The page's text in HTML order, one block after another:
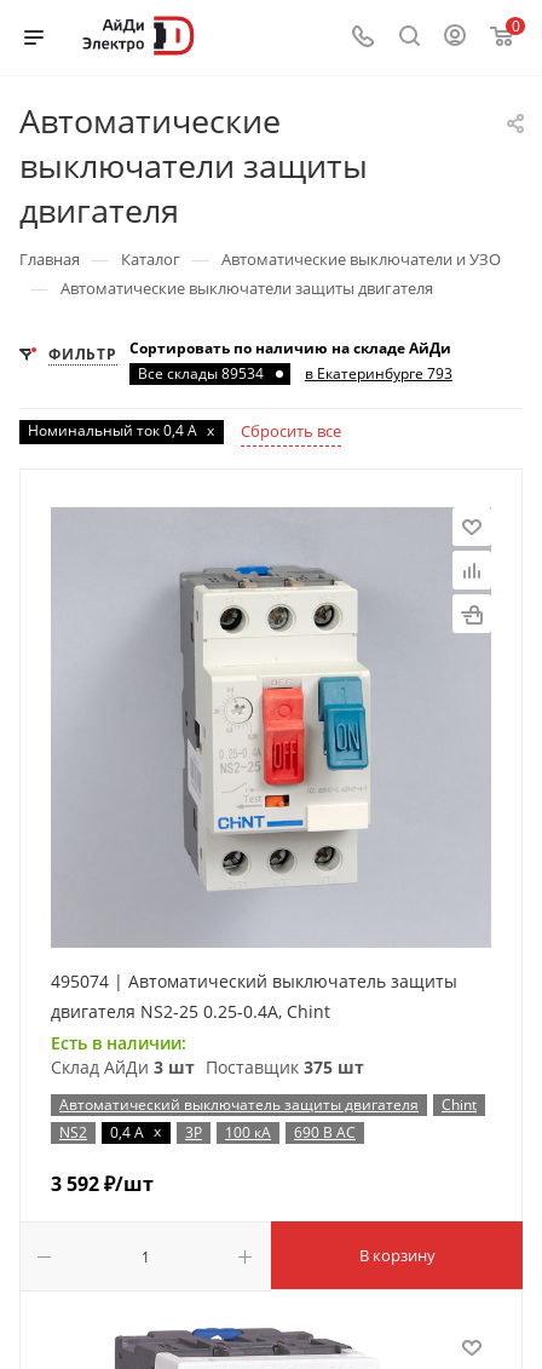
0
Автоматические
выключатели защиты
двигателя
Главная — Каталог — Автоматические выключатели и УЗО
— Автоматические выключатели защиты двигателя
ФИЛЬТР
Сортировать по наличию на складе АйДи
Все склады 89534
в Екатеринбурге 793
Номинальный ток 0,4 А x Сбросить все
495074 | Автоматический выключатель защиты
двигателя NS2-25 0.25-0.4А, Chint
Есть в наличии:
Склад АйДи 3 шт Поставщик 375 шт
Автоматический выключатель защиты двигателя
Chint
NS2
0,4 А x 3P 100 кА 690 В AC
3 592₽/шт
В корзину